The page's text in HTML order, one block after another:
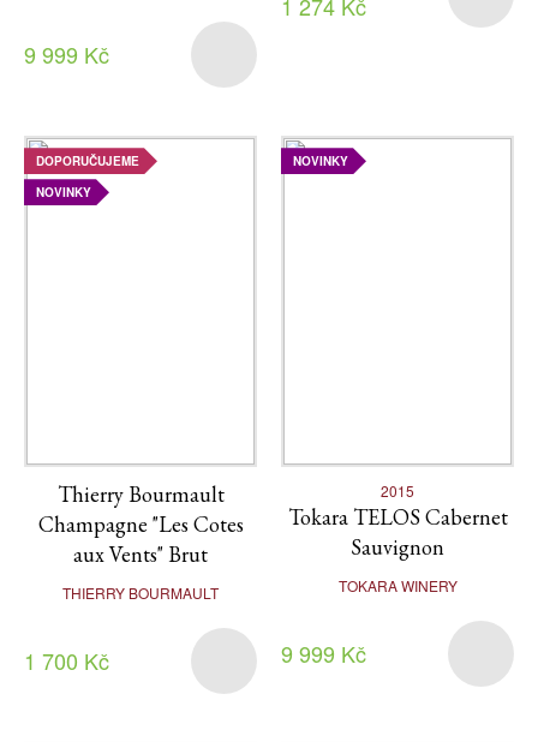
9 999 Kč
1 274 Kč
DOPORUČUJEME
NOVINKY
Thierry Bourmault
Champagne "Les Cotes
aux Vents" Brut
THIERRY BOURMAULT
1 700 Kč
NOVINKY
2015
Tokara TELOS Cabernet
Sauvignon
TOKARA WINERY
9 999 Kč